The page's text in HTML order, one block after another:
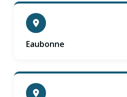
Eaubonne